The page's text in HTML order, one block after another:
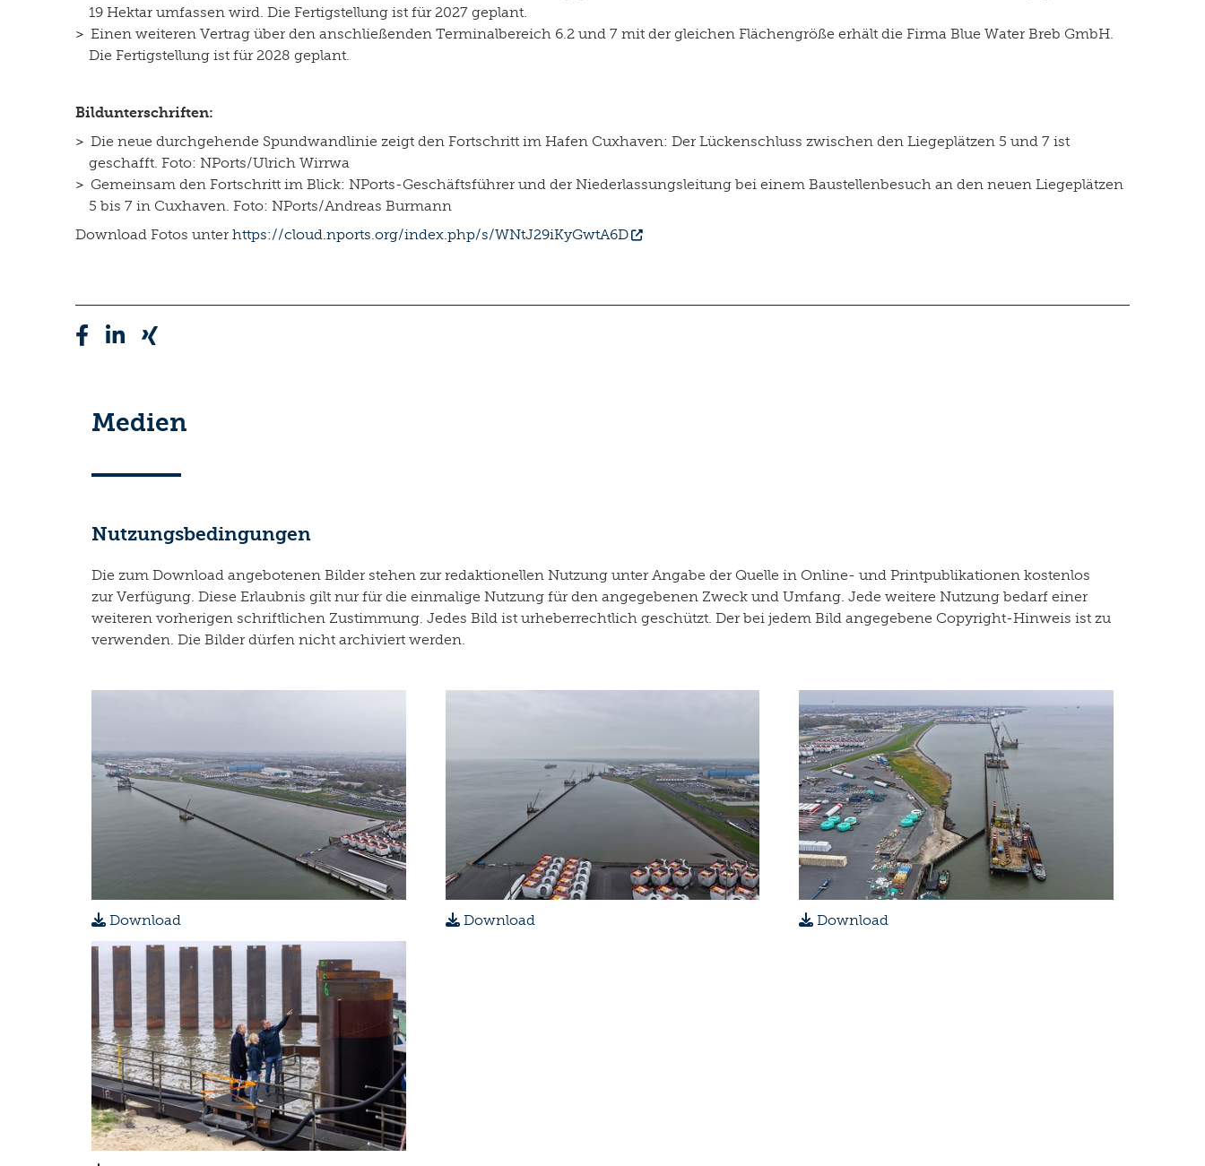
19 Hektar umfassen wird. Die Fertigstellung ist für 2027 geplant.
Einen weiteren Vertrag über den anschließenden Terminalbereich 6.2 und 7 mit der gleichen Flächengröße erhält die Firma Blue Water Breb GmbH.
Die Fertigstellung ist für 2028 geplant.
Bildunterschriften:
Die neue durchgehende Spundwandlinie zeigt den Fortschritt im Hafen Cuxhaven: Der Lückenschluss zwischen den Liegeplätzen 5 und 7 ist
geschafft. Foto: NPorts/Ulrich Wirrwa
Gemeinsam den Fortschritt im Blick: NPorts-Geschäftsführer und der Niederlassungsleitung bei einem Baustellenbesuch an den neuen Liegeplätzen
5 bis 7 in Cuxhaven. Foto: NPorts/Andreas Burmann
Download Fotos unter https://cloud.nports.org/index.php/s/WNtJ29iKyGwtA6D
Medien
Nutzungsbedingungen
Die zum Download angebotenen Bilder stehen zur redaktionellen Nutzung unter Angabe der Quelle in Online- und Printpublikationen kostenlos
zur Verfügung. Diese Erlaubnis gilt nur für die einmalige Nutzung für den angegebenen Zweck und Umfang. Jede weitere Nutzung bedarf einer
weiteren vorherigen schriftlichen Zustimmung. Jedes Bild ist urheberrechtlich geschützt. Der bei jedem Bild angegebene Copyright-Hinweis ist zu
verwenden. Die Bilder dürfen nicht archiviert werden.
Download Download Download